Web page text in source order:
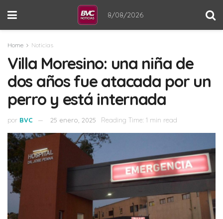
8/08/2026
Home Noticias
Villa Moresino: una niña de
dos años fue atacada por un
perro y está internada
por BVC 25 enero, 2025 Reading Time: 1 min read